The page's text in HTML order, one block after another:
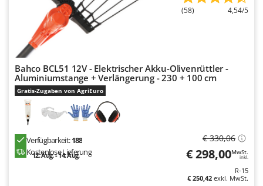
(58) 4,54/5
Bahco BCL51 12V - Elektrischer Akku-Olivenrüttler -
Aluminiumstange + Verlängerung - 230 + 100 cm
Gratis-Zugaben von AgriEuro
Verfügbarkeit:188
Kostenlose Lieferung
12. Aug. - 14. Aug.
€ 330,06
€ 298,00MwSt.
inkl.
R-15
€ 250,42 exkl. MwSt.